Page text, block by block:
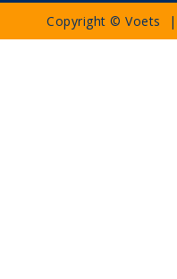
Copyright © Voets |